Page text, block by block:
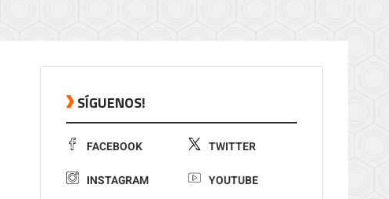
SÍGUENOS!
FACEBOOK TWITTER
INSTAGRAM YOUTUBE